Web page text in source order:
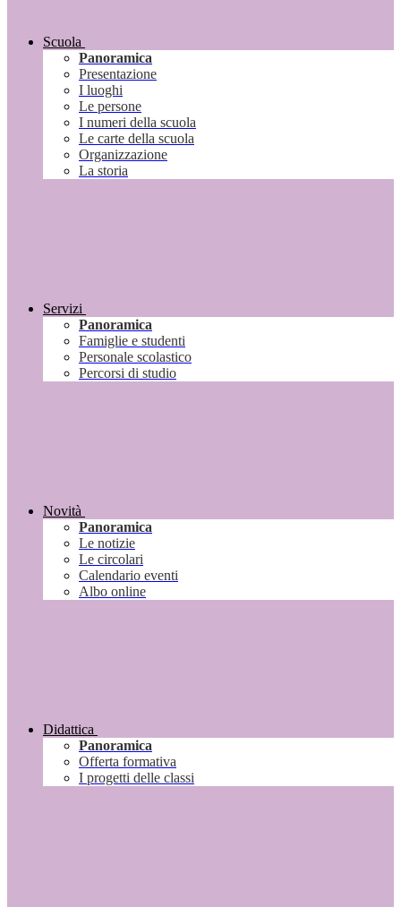
Scuola
Panoramica
Presentazione
I luoghi
Le persone
I numeri della scuola
Le carte della scuola
Organizzazione
La storia
Servizi
Panoramica
Famiglie e studenti
Personale scolastico
Percorsi di studio
Novità
Panoramica
Le notizie
Le circolari
Calendario eventi
Albo online
Didattica
Panoramica
Offerta formativa
I progetti delle classi